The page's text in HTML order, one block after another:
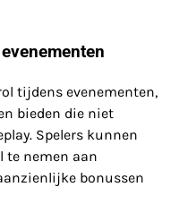
tijdens evenementen,
bieden die niet
Spelers kunnen
te nemen aan
bonussen